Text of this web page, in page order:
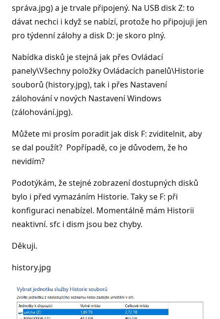
správa.jpg) a je trvale připojený. Na USB disk Z: to
dávat nechci i když se nabízí, protože ho připojuji jen
pro týdenní zálohy a disk D: je skoro plný.
Nabídka disků je stejná jak přes Ovládací
panely\Všechny položky Ovládacích panelů\Historie
souborů (history.jpg), tak i přes Nastavení
zálohování v nových Nastavení Windows
(zálohování.jpg).
Můžete mi prosím poradit jak disk F: zviditelnit, aby
se dal použít? Popřípadě, co je důvodem, že ho
nevidím?
Podotýkám, že stejné zobrazení dostupných disků
bylo i před vymazáním Historie. Taky se F: při
konfiguraci nenabízel. Momentálně mám Historii
neaktivní. sfc i dism jsou bez chyby.
Děkuji.
history.jpg